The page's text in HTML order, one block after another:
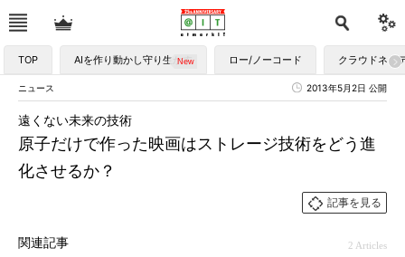
TOP AIを作り動かし守り生かす ロー/ノーコード クラウドネイ
ニュース 2013年5月2日 公開
原子だけで作った映画はストレージ技術をどう進
化させるか？
遠くない未来の技術
記事を見る
関連記事 2 Articles